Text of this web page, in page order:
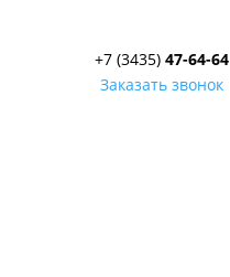
+7 (3435) 47-64-64
Заказать звонок